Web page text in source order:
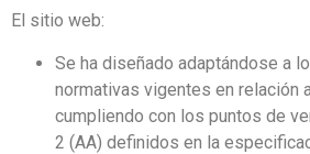
El sitio web:
Se ha diseñado adaptándose a
normativas vigentes en relación
cumpliendo con los puntos de
2 (AA) definidos en la